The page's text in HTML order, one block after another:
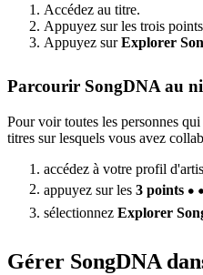
Accédez au titre.
Appuyez sur les trois
Appuyez surExplorer
Parcourir SongDNA au
Pour voir toutes les personnes
titres sur lesquels vous avez
accédez à votre profil
appuyez sur les 3 points
sélectionnez Explorer
Gérer SongDNA